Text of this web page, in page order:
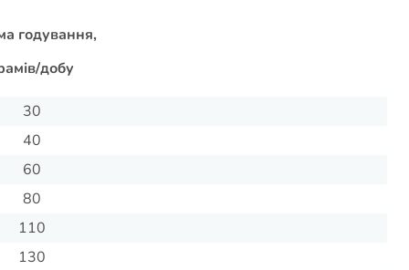
годування,
добу
30
40
60
80
110
130